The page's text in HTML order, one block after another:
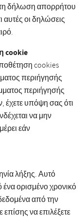
δήλωση απορρήτου
οι δηλώσεις
cookie
cookies
περιήγησής
περιήγησής
έχετε υπόψη σας ότι
να μην
εάν
λήξης. Αυτό
ένα ορισμένο χρονικό
από την
να επιλέξετε